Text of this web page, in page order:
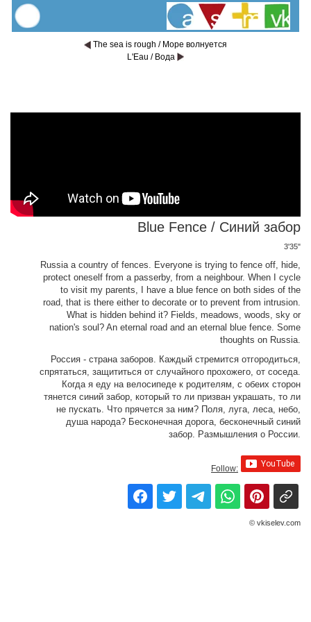
The sea is rough / Море волнуется
L'Eau / Вода
Blue Fence / Синий забор
3'35"
Russia a country of fences. Everyone is trying to fence off, hide,
protect oneself from a passerby, from a neighbour. When I cycle
to visit my parents, I have a blue fence on both sides of the
road, that is there either to decorate or to prevent from intrusion.
What is hidden behind it? Fields, meadows, woods, sky or
nation's soul? An eternal road and an eternal blue fence. Some
thoughts on Russia.
Россия - страна заборов. Каждый стремится отгородиться,
спрятаться, защититься от случайного прохожего, от соседа.
Когда я еду на велосипеде к родителям, с обеих сторон
тянется синий забор, который то ли призван украшать, то ли
не пускать. Что прячется за ним? Поля, луга, леса, небо,
душа народа? Бесконечная дорога, бесконечный синий
забор. Размышления о России.
Follow:
© vkiselev.com